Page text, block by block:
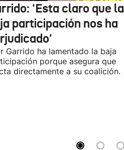
'Esta claro que la
participación nos ha
Garrido ha lamentado la baja
porque asegura que
directamente a su coalición.